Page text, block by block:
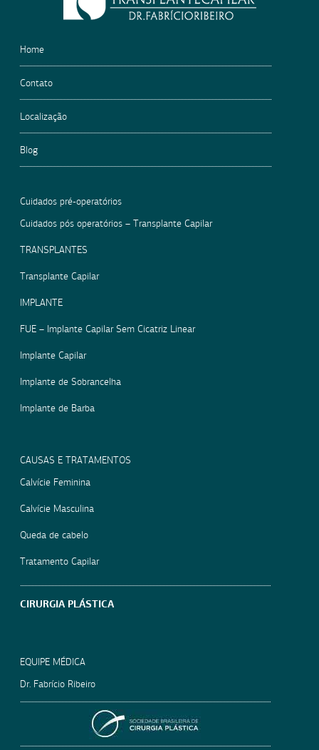
Home
Contato
Localização
Blog
Cuidados pré-operatórios
Cuidados pós operatórios – Transplante Capilar
TRANSPLANTES
Transplante Capilar
IMPLANTE
FUE – Implante Capilar Sem Cicatriz Linear
Implante Capilar
Implante de Sobrancelha
Implante de Barba
CAUSAS E TRATAMENTOS
Calvície Feminina
Calvície Masculina
Queda de cabelo
Tratamento Capilar
CIRURGIA PLÁSTICA
EQUIPE MÉDICA
Dr. Fabrício Ribeiro